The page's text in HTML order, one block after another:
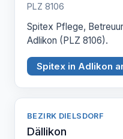
PLZ 8106
Spitex Pflege,
Adlikon (PLZ 8106).
Spitex in Adlikon
BEZIRK DIELSDORF
Dällikon